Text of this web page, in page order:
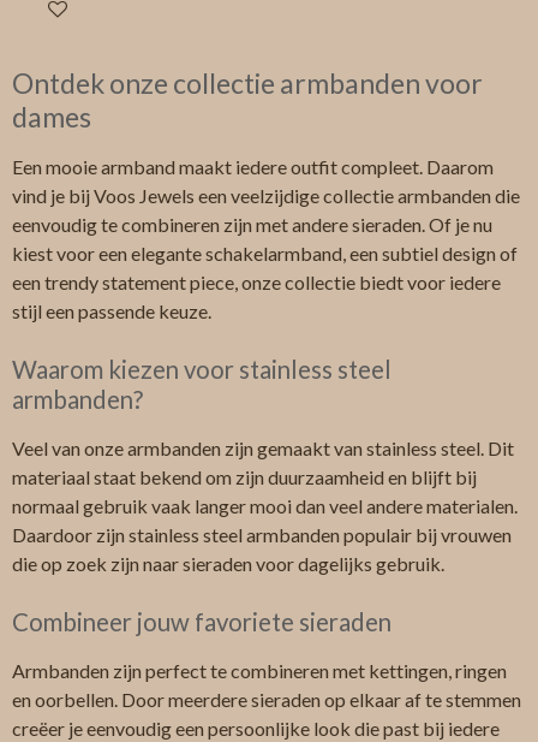
In winkelwagen
Ontdek onze collectie armbanden voor
dames
Een mooie armband maakt iedere outfit compleet. Daarom
vind je bij Voos Jewels een veelzijdige collectie armbanden die
eenvoudig te combineren zijn met andere sieraden. Of je nu
kiest voor een elegante schakelarmband, een subtiel design of
een trendy statement piece, onze collectie biedt voor iedere
stijl een passende keuze.
Waarom kiezen voor stainless steel
armbanden?
Veel van onze armbanden zijn gemaakt van stainless steel. Dit
materiaal staat bekend om zijn duurzaamheid en blijft bij
normaal gebruik vaak langer mooi dan veel andere materialen.
Daardoor zijn stainless steel armbanden populair bij vrouwen
die op zoek zijn naar sieraden voor dagelijks gebruik.
Combineer jouw favoriete sieraden
Armbanden zijn perfect te combineren met kettingen, ringen
en oorbellen. Door meerdere sieraden op elkaar af te stemmen
creëer je eenvoudig een persoonlijke look die past bij iedere